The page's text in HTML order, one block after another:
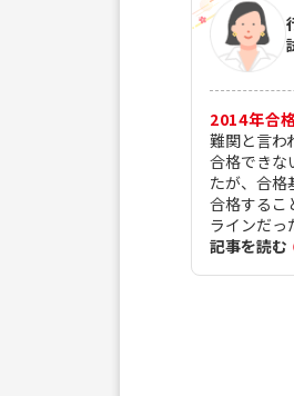
2014年合
難関と言わ
合格できな
たが、合格
合格するこ
ラインだっ
記事を読む